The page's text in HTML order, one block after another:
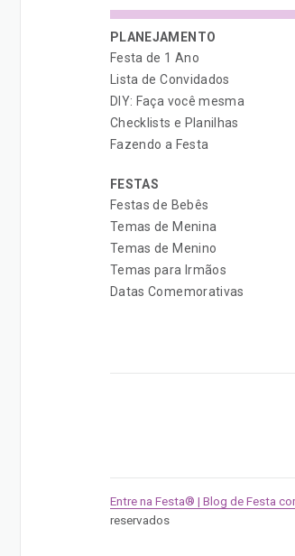
Menu
PLANEJAMENTO
Festa de 1 Ano
Lista de Convidados
DIY: Faça você mesma
Checklists e Planilhas
Fazendo a Festa
FESTAS
Festas de Bebês
Temas de Menina
Temas de Menino
Temas para Irmãos
Datas Comemorativas
Entre na Festa® | Blog de Festa
reservados